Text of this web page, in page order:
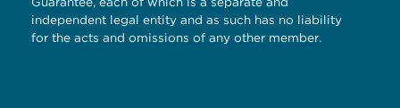
independent legal entity and as such has no liability
for the acts and omissions of any other member.